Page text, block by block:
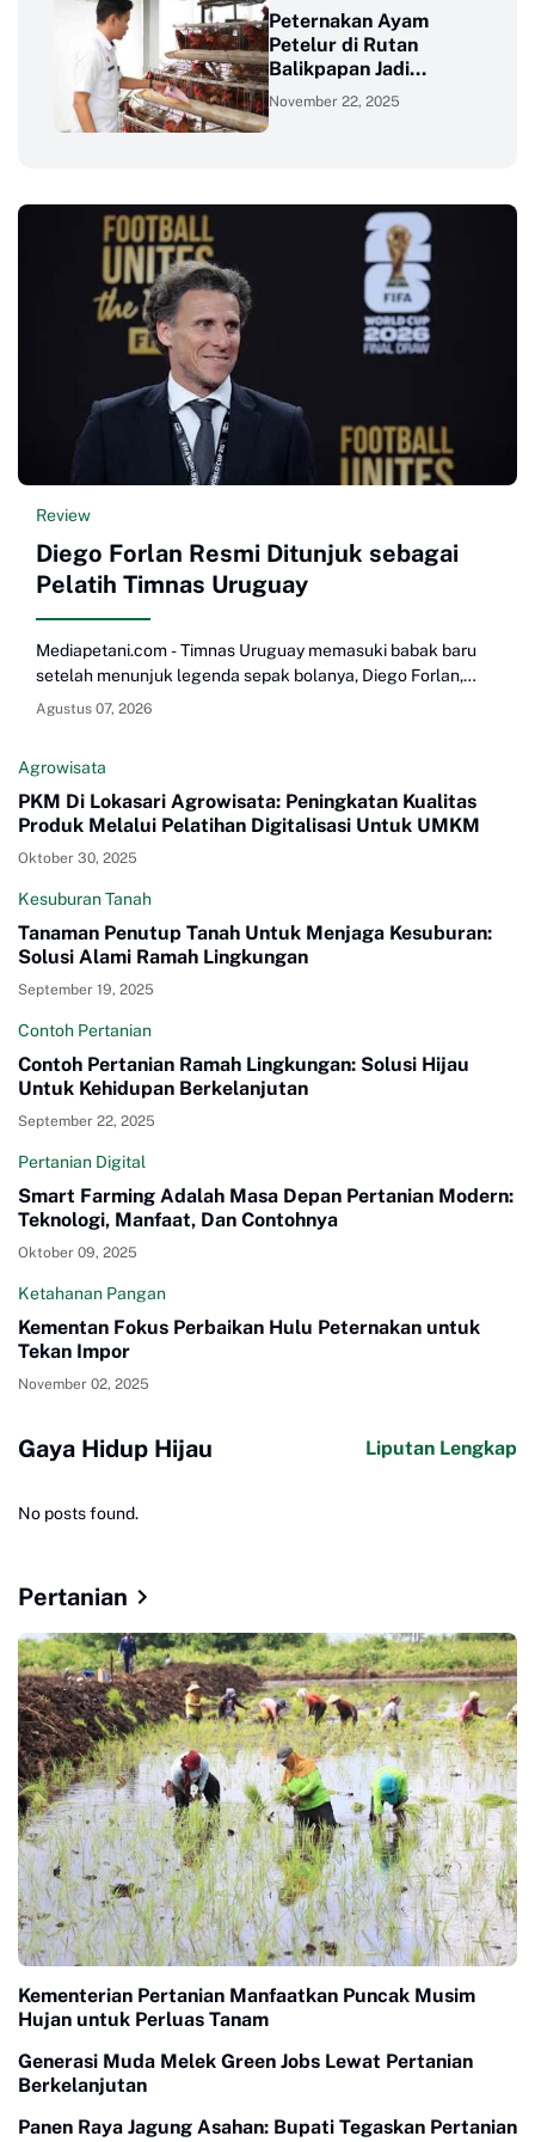
Peternakan Ayam
Petelur di Rutan
Balikpapan Jadi
Sumber Pangan,
November 22, 2025
Agrowisata
PKM Di Lokasari Agrowisata: Peningkatan Kualitas
Produk Melalui Pelatihan Digitalisasi Untuk UMKM
Oktober 30, 2025
Kesuburan Tanah
Tanaman Penutup Tanah Untuk Menjaga Kesuburan:
Solusi Alami Ramah Lingkungan
September 19, 2025
Contoh Pertanian
Contoh Pertanian Ramah Lingkungan: Solusi Hijau
Untuk Kehidupan Berkelanjutan
September 22, 2025
Pertanian Digital
Smart Farming Adalah Masa Depan Pertanian Modern:
Teknologi, Manfaat, Dan Contohnya
Oktober 09, 2025
Ketahanan Pangan
Kementan Fokus Perbaikan Hulu Peternakan untuk
Tekan Impor
November 02, 2025
Review
Diego Forlan Resmi Ditunjuk sebagai
Pelatih Timnas Uruguay
Mediapetani.com - Timnas Uruguay memasuki babak baru
setelah menunjuk legenda sepak bolanya, Diego Forlan,
sebagai pelatih kepala sementara. Penunjukan ini dilakukan
Federasi Sepak Bola Uruguay (AUF) mengumumkan Forlan
sebagai pelatih interim pada Kamis, 6 Agustus 2026. Mantan
striker berusia 47 tahun itu akan memimpin La Celeste
hingga Maret 2027, bertepatan dengan agenda pemilihan
Agustus 07, 2026
Gaya Hidup Hijau Liputan Lengkap
No posts found.
Pertanian
Kementerian Pertanian Manfaatkan Puncak Musim
Hujan untuk Perluas Tanam
Generasi Muda Melek Green Jobs Lewat Pertanian
Berkelanjutan
Panen Raya Jagung Asahan: Bupati Tegaskan Pertanian